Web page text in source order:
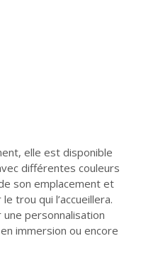
elle est disponible
différentes couleurs
son emplacement et
trou qui l’accueillera.
personnalisation
immersion ou encore